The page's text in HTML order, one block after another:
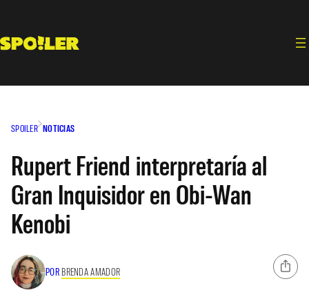
contenido
SPOILER NOTICIAS
Rupert Friend interpretaría al
Gran Inquisidor en Obi-Wan
Kenobi
POR BRENDA AMADOR